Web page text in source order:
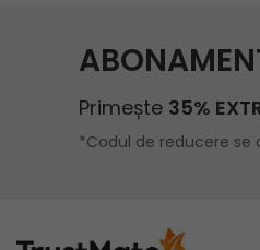
Geanta cu lant
Geanta tip sac
Geanta umar dama casual
Geanta voiaj
Geanta cu franjuri